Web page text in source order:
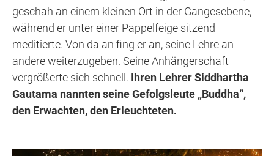
geschah an einem kleinen Ort in der Gangesebene,
während er unter einer Pappelfeige sitzend
meditierte. Von da an fing er an, seine Lehre an
andere weiterzugeben. Seine Anhängerschaft
vergrößerte sich schnell. Ihren Lehrer Siddhartha
Gautama nannten seine Gefolgsleute „Buddha“,
den Erwachten, den Erleuchteten.